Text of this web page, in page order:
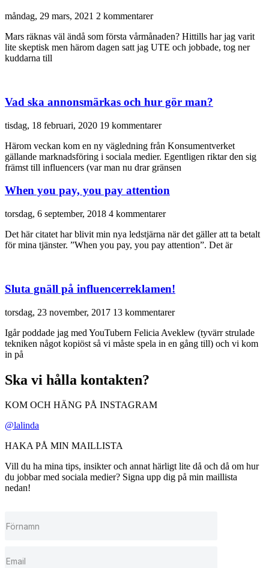
måndag, 29 mars, 2021 2 kommentarer
Mars räknas väl ändå som första vårmånaden? Hittills har jag varit
lite skeptisk men härom dagen satt jag UTE och jobbade, tog ner
kuddarna till
Vad ska annonsmärkas och hur gör man?
tisdag, 18 februari, 2020 19 kommentarer
Härom veckan kom en ny vägledning från Konsumentverket
gällande marknadsföring i sociala medier. Egentligen riktar den sig
främst till influencers (var man nu drar gränsen
When you pay, you pay attention
torsdag, 6 september, 2018 4 kommentarer
Det här citatet har blivit min nya ledstjärna när det gäller att ta betalt
för mina tjänster. ”When you pay, you pay attention”. Det är
Sluta gnäll på influencerreklamen!
torsdag, 23 november, 2017 13 kommentarer
Igår poddade jag med YouTubern Felicia Aveklew (tyvärr strulade
tekniken något kopiöst så vi måste spela in en gång till) och vi kom
in på
Ska vi hålla kontakten?
KOM OCH HÄNG PÅ INSTAGRAM
@lalinda
HAKA PÅ MIN MAILLISTA
Vill du ha mina tips, insikter och annat härligt lite då och då om hur
du jobbar med sociala medier? Signa upp dig på min maillista
nedan!